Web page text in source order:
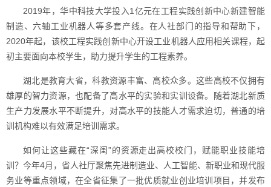
2019年，华中科技大学投入1亿元在工程实践创新中心新建智能
制造、六轴工业机器人等多套产线。在人社部门的指导和帮助下，
2020年起，该校工程实践创新中心开设工业机器人应用相关课程，起
初主要面向本校学生，助力提升学生的工程素养。
湖北是教育大省，科教资源丰富、高校众多。这些高校不仅拥有
雄厚的智力资源，也配备了高水平的实验和实训设备。随着湖北新质
生产力发展水平不断提升，对高水平的技能人才需求迫切，普通的培
训机构难以有效满足培训需求。
如何让这些藏在“深闺”的资源走出高校校门，赋能职业技能培
训？今年4月，省人社厅聚焦先进制造业、人工智能、新职业和现代服
务业等重点领域，在全省征集了一批优质就业创业培训项目，并发布